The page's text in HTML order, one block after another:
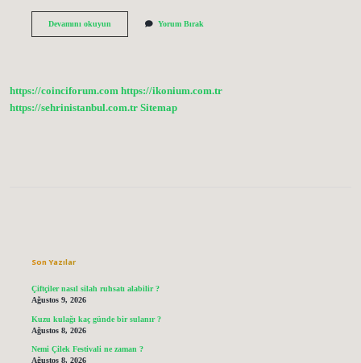
Devamını okuyunFaz
Yorum Bırak
https://coinciforum.com https://ikonium.com.tr
https://sehrinistanbul.com.tr Sitemap
Son Yazılar
Çiftçiler nasıl silah ruhsatı alabilir ?
Ağustos 9, 2026
Kuzu kulağı kaç günde bir sulanır ?
Ağustos 8, 2026
Nemi Çilek Festivali ne zaman ?
Ağustos 8, 2026